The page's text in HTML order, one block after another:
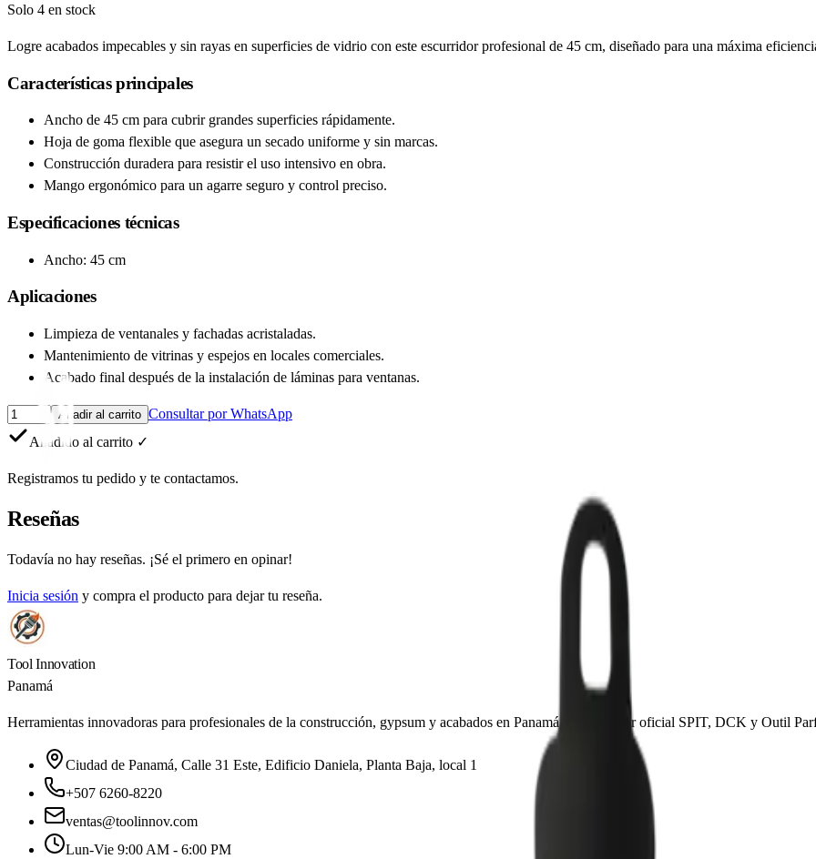
Solo 4 en stock
Logre acabados impecables y sin rayas en superficies de vidrio con este escurridor profesional de 45 cm, diseñado para una máxima
Características principales
Ancho de 45 cm para cubrir grandes superficies rápidamente.
Hoja de goma flexible que asegura un secado uniforme y sin marcas.
Construcción duradera para resistir el uso intensivo en obra.
Mango ergonómico para un agarre seguro y control preciso.
Especificaciones técnicas
Ancho: 45 cm
Aplicaciones
Limpieza de ventanales y fachadas acristaladas.
Mantenimiento de vitrinas y espejos en locales comerciales.
Acabado final después de la instalación de láminas para ventanas.
Añadir al carrito Consultar por WhatsApp
Añadido al carrito ✓
Registramos tu pedido y te contactamos.
Reseñas
Todavía no hay reseñas. ¡Sé el primero en opinar!
Inicia sesión y compra el producto para dejar tu reseña.
Tool Innovation
Panamá
Herramientas innovadoras para profesionales de la construcción, gypsum y acabados en Panamá. Distribuidor oficial SPIT, DCK y Outil
Ciudad de Panamá, Calle 31 Este, Edificio Daniela, Planta Baja, local 1
+507 6260-8220
ventas@toolinnov.com
Lun-Vie 9:00 AM - 6:00 PM